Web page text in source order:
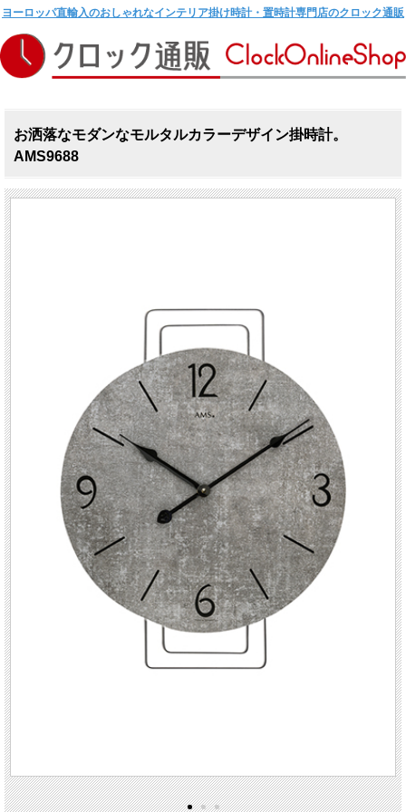
ヨーロッパ直輸入のおしゃれなインテリア掛け時計・置時計専門店のクロック通販
お洒落なモダンなモルタルカラーデザイン掛時計。
AMS9688